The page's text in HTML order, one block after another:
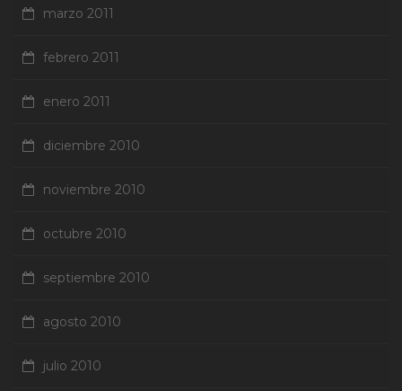
marzo 2011
febrero 2011
enero 2011
diciembre 2010
noviembre 2010
octubre 2010
septiembre 2010
agosto 2010
julio 2010